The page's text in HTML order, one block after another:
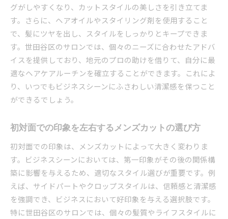
グがしやすくなり、カットスタイルの美しさを引き立てま
す。さらに、ヘアオイルやスタイリング剤を使用すること
で、髪にツヤを出し、スタイルをしっかりとキープできま
す。世田谷区のサロンでは、個々のニーズに合わせたアドバ
イスを提供しており、地元のプロの助けを借りて、自分に最
適なヘアケアルーチンを確立することができます。これによ
り、いつでもビジネスシーンにふさわしい清潔感を保つこと
ができるでしょう。
初対面での印象を左右するメンズカットの選び方
初対面での印象は、メンズカットによって大きく変わりま
す。ビジネスシーンにおいては、第一印象がその後の関係構
築に影響を与えるため、適切なスタイル選びが重要です。例
えば、サイドパートやクロップスタイルは、信頼感と清潔感
を強調でき、ビジネスにおいて好印象を与える選択肢です。
特に世田谷区のサロンでは、個々の髪質やライフスタイルに